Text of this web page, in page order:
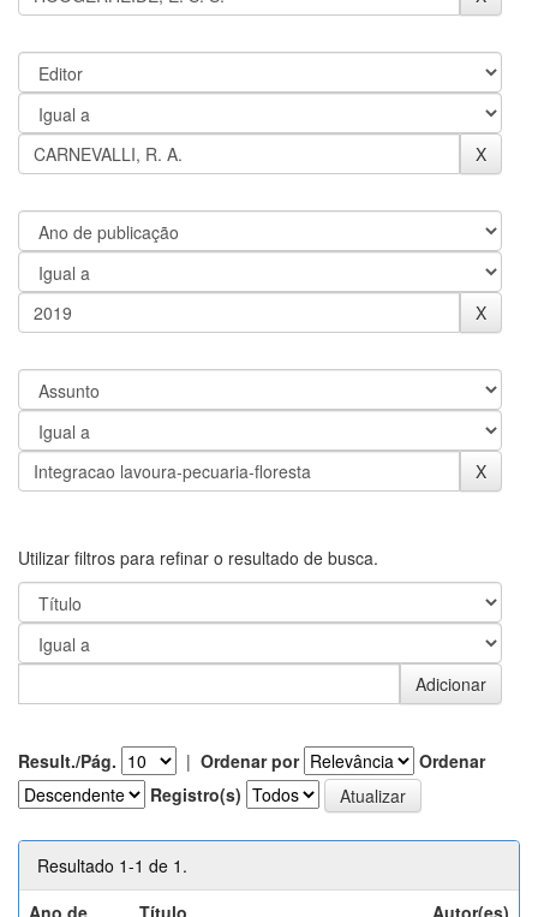
Utilizar filtros para refinar o resultado de busca.
Result./Pág. | Ordenar por
Ordenar
Registro(s)
Resultado 1-1 de 1.
Ano de
Título Autor(es)